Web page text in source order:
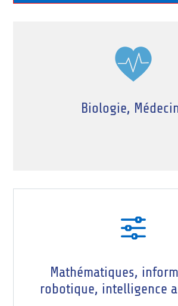
Biologie,
f
Mathématiques,
robotique, intelligence